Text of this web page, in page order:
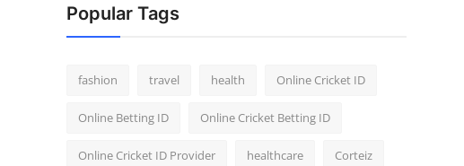
Popular Tags
fashion travel health Online Cricket ID
Online Betting ID Online Cricket Betting ID
Online Cricket ID Provider healthcare Corteiz